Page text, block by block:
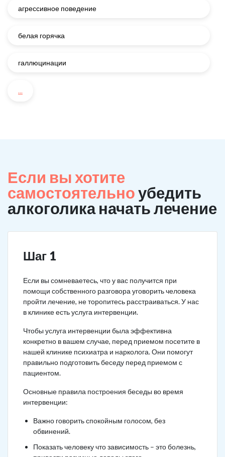
агрессивное поведение
белая горячка
галлюцинации
...
Если вы хотите
самостоятельноубедить
алкоголика начать лечение
Шаг 1
Если вы сомневаетесь, что у вас получится при
помощи собственного разговора уговорить человека
пройти лечение, не торопитесь расстраиваться. У нас
в клинике есть услуга интервенции.
Чтобы услуга интервенции была эффективна
конкретно в вашем случае, перед приемом посетите в
нашей клинике психиатра и нарколога. Они помогут
правильно подготовить беседу перед приемом с
пациентом.
Основные правила построения беседы во время
интервенции:
Важно говорить спокойным голосом, без
обвинений.
Показать человеку что зависимость – это болезнь,